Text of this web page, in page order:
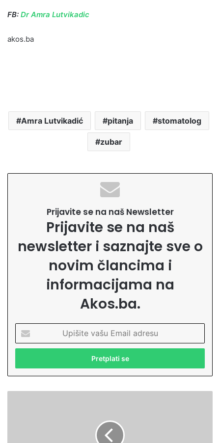
FB: Dr Amra Lutvikadic
akos.ba
Amra Lutvikadić pitanja stomatolog
zubar
Prijavite se na naš Newsletter
Prijavite se na naš
newsletter i saznajte sve o
novim člancima i
informacijama na
Akos.ba.
i
i
e